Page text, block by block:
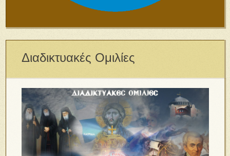
Διαδικτυακές Ομιλίες